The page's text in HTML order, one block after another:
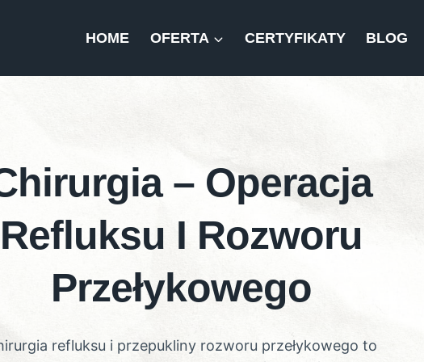
HOME OFERTA CERTYFIKATY BLOG
– Operacja
Refluksu I Rozworu
Przełykowego
refluksu i przepukliny rozworu przełykowego to